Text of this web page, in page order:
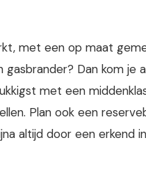
met een op maat
gasbrander? Dan kom
met een
Plan ook een
altijd door een erkend